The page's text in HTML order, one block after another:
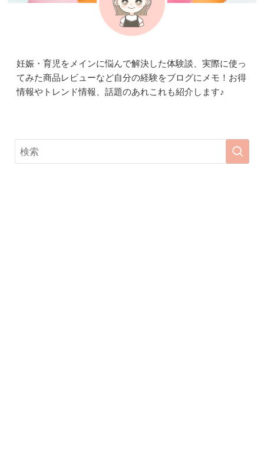
妊娠・育児をメインに悩んで解決した体験談、実際に使っ
てみた商品レビューなど自分の経験をブログにメモ！お得
情報やトレンド情報、話題のあれこれも紹介します♪